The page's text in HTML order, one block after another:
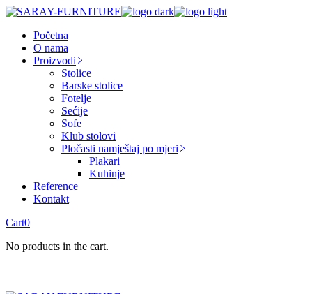
Skip
content
Početna
O nama
Proizvodi
Stolice
Barske stolice
Fotelje
Sećije
Sofe
Klub stolovi
Pločasti namještaj po mjeri
Plakari
Kuhinje
Reference
Kontakt
Cart0
No products in the cart.